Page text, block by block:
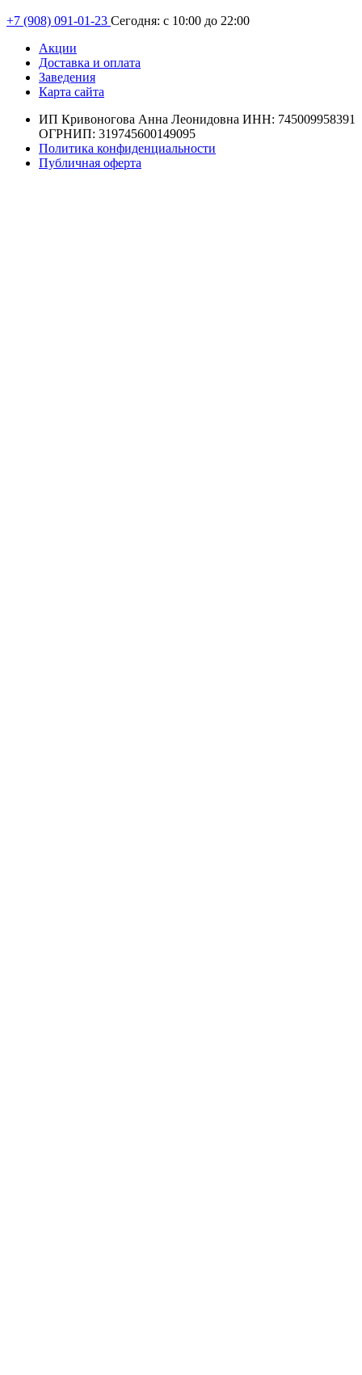
+7 (908) 091-01-23 Сегодня: с 10:00 до 22:00
Акции
Доставка и оплата
Заведения
Карта сайта
ИП Кривоногова Анна Леонидовна ИНН: 745009958391
ОГРНИП: 319745600149095
Политика конфиденциальности
Публичная оферта